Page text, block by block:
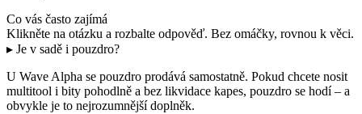
Co vás často zajímá
Klikněte na otázku a rozbalte odpověď. Bez omáčky, rovnou k věci.
▸ Je v sadě i pouzdro?
U Wave Alpha se pouzdro prodává samostatně. Pokud chcete nosit
multitool i bity pohodlně a bez likvidace kapes, pouzdro se hodí – a
obvykle je to nejrozumnější doplněk.